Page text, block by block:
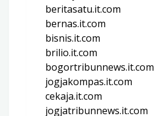
beritasatu.it.com
bernas.it.com
bisnis.it.com
brilio.it.com
bogortribunnews.it.com
jogjakompas.it.com
cekaja.it.com
jogjatribunnews.it.com